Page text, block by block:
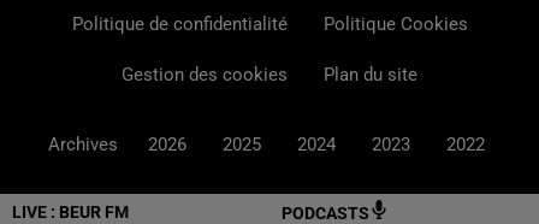
LIVE : BEUR FM PODCASTS
Politique de confidentialité Politique Cookies
Gestion des cookies Plan du site
Archives 2026 2025 2024 2023 2022